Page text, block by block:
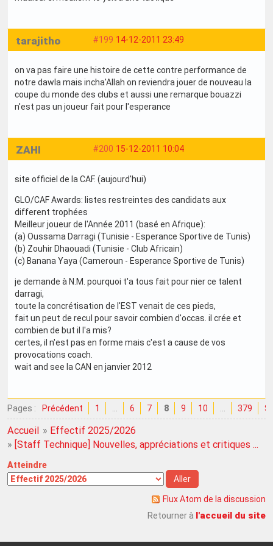
#199 14-12-2011 23:49
tarajitho
on va pas faire une histoire de cette contre performance de
notre dawla mais incha'Allah on reviendra jouer de nouveau la
coupe du monde des clubs et aussi une remarque bouazzi
n'est pas un joueur fait pour l'esperance
#200 15-12-2011 10:04
ZAHI
site officiel de la CAF. (aujourd'hui)
GLO/CAF Awards: listes restreintes des candidats aux
different trophées
Meilleur joueur de l'Année 2011 (basé en Afrique):
(a) Oussama Darragi (Tunisie - Esperance Sportive de Tunis)
(b) Zouhir Dhaouadi (Tunisie - Club Africain)
(c) Banana Yaya (Cameroun - Esperance Sportive de Tunis)
je demande à N.M. pourquoi t'a tous fait pour nier ce talent
darragi,
toute la concrétisation de l'EST venait de ces pieds,
fait un peut de recul pour savoir combien d'occas. il crée et
combien de but il l'a mis?
certes, il n'est pas en forme mais c'est a cause de vos
provocations coach.
wait and see la CAN en janvier 2012
Pages : Précédent 1 6 7 8 9 10 379
Accueil » Effectif 2025/2026
» [Staff Technique] Nouvelles, appréciations et critiques ...
Atteindre
Flux Atom de la discussion
Retourner à l'accueil du site